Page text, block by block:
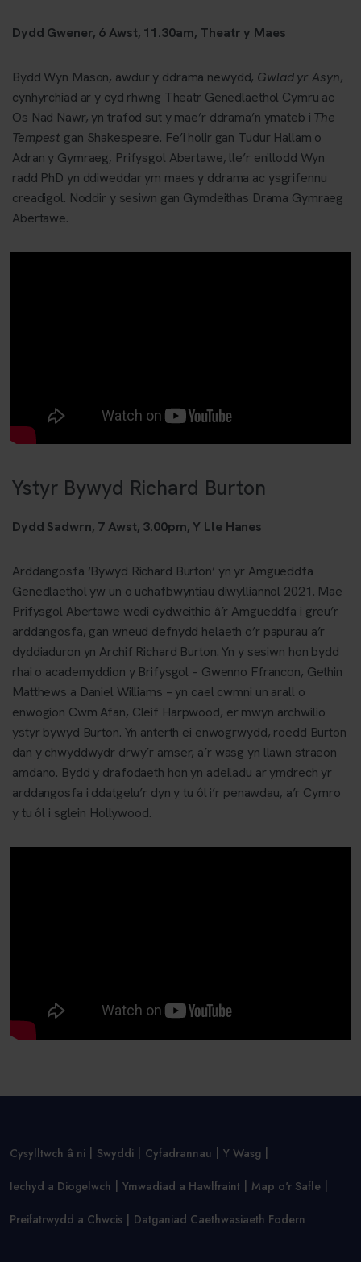
Dydd Gwener, 6 Awst, 11.30am,Theatr y Maes
Bydd Wyn Mason, awdur y ddrama newydd, Gwlad yr Asyn,
cynhyrchiad ar y cyd rhwng Theatr Genedlaethol Cymru ac
Os Nad Nawr, yn trafod sut y mae’r ddrama’n ymateb i The
Tempest gan Shakespeare. Fe’i holir gan Tudur Hallam o
Adran y Gymraeg, Prifysgol Abertawe, lle’r enillodd Wyn
radd PhD yn ddiweddar ym maes y ddrama ac ysgrifennu
creadigol. Noddir y sesiwn gan Gymdeithas Drama Gymraeg
Abertawe.
Ystyr Bywyd Richard Burton
Dydd Sadwrn, 7 Awst, 3.00pm,Y Lle Hanes
Arddangosfa ‘Bywyd Richard Burton’ yn yr Amgueddfa
Genedlaethol yw un o uchafbwyntiau diwylliannol 2021. Mae
Prifysgol Abertawe wedi cydweithio â’r Amgueddfa i greu’r
arddangosfa, gan wneud defnydd helaeth o’r papurau a’r
dyddiaduron yn Archif Richard Burton. Yn y sesiwn hon bydd
rhai o academyddion y Brifysgol – Gwenno Ffrancon, Gethin
Matthews a Daniel Williams – yn cael cwmni un arall o
enwogion Cwm Afan, Cleif Harpwood, er mwyn archwilio
ystyr bywyd Burton. Yn anterth ei enwogrwydd, roedd Burton
dan y chwyddwydr drwy’r amser, a’r wasg yn llawn straeon
amdano. Bydd y drafodaeth hon yn adeiladu ar ymdrech yr
arddangosfa i ddatgelu’r dyn y tu ôl i’r penawdau, a’r Cymro
y tu ôl i sglein Hollywood.
Cysylltwch â ni Swyddi Cyfadrannau Y Wasg
Iechyd a Diogelwch Ymwadiad a Hawlfraint Map o'r Safle
Preifatrwydd a Chwcis Datganiad Caethwasiaeth Fodern